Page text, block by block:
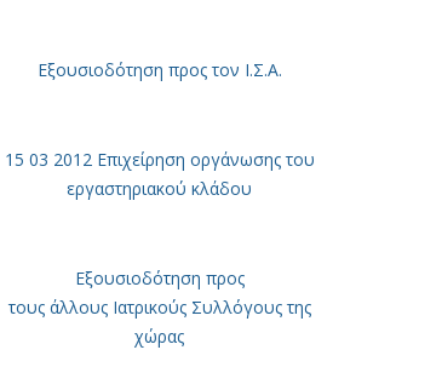
Εξουσιοδότηση προς τον Ι.Σ.Α.
15 03 2012 Επιχείρηση οργάνωσης του
εργαστηριακού κλάδου
Εξουσιοδότηση προς
τους άλλους Ιατρικούς Συλλόγους της
χώρας